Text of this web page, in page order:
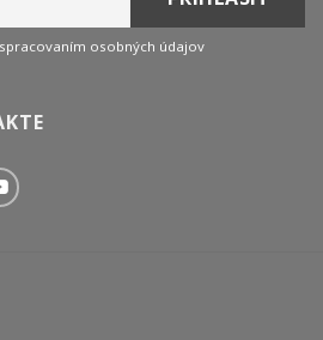
osobných údajov